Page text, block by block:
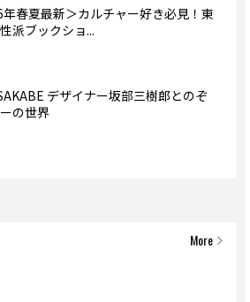
春夏最新＞カルチャー好き必見！東
派ブックショ...
デザイナー坂部三樹郎とのぞ
の世界
More